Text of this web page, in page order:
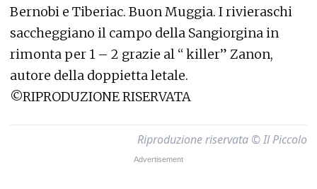
Bernobi e Tiberiac. Buon Muggia. I rivieraschi
saccheggiano il campo della Sangiorgina in
rimonta per 1 – 2 grazie al “ killer” Zanon,
autore della doppietta letale.
©RIPRODUZIONE RISERVATA
Riproduzione riservata © Il Piccolo